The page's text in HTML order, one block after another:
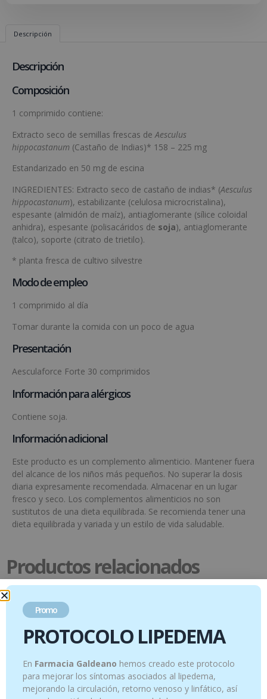
Descripción
Descripción
Composición
1 comprimido contiene:
Extracto seco de semillas frescas de Aesculus
hippocastanum (Castaño de Indias)* 158 – 225 mg
Estandarizado en 50 mg de escina
INGREDIENTES: Extracto seco de castaño de indias* (Aesculus
hippocastanum), estabilizante (celulosa microcristalina),
espesante (almidón de maíz), antiaglomerante (sílice coloidal
anhidra), espesante (polisacáridos de soja), antiaglomerante
(talco), soporte (citrato de trietilo).
* planta fresca de cultivo silvestre
Modo de empleo
1 comprimido al día
Tomar durante la comida con un poco de agua
Presentación
Aesculaforce Forte 30 comprimidos
Información para alérgicos
Contiene soja.
Información adicional
Este producto es un complemento alimenticio. Mantener fuera
del alcance de los niños más pequeños. No superar la dosis
diaria expresamente recomendada. Almacenar en un lugar
fresco y seco. Los complementos alimenticios no son
sustitutos de una dieta equilibrada. Se recomienda tener una
dieta equilibrada y variada y un estilo de vida saludable.
Productos relacionados
Promo
PROTOCOLO LIPEDEMA
En Farmacia Galdeano hemos creado este protocolo
para mejorar los síntomas asociados al lipedema,
mejorando la circulación, retorno venoso y linfático, así